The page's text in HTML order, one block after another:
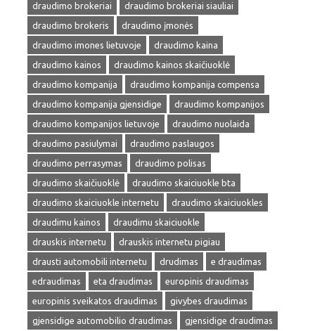
draudimo brokeriai
draudimo brokeriai siauliai
draudimo brokeris
draudimo įmonės
draudimo imones lietuvoje
draudimo kaina
draudimo kainos
draudimo kainos skaičiuoklė
draudimo kompanija
draudimo kompanija compensa
draudimo kompanija gjensidige
draudimo kompanijos
draudimo kompanijos lietuvoje
draudimo nuolaida
draudimo pasiulymai
draudimo paslaugos
draudimo perrasymas
draudimo polisas
draudimo skaičiuoklė
draudimo skaiciuokle bta
draudimo skaiciuokle internetu
draudimo skaiciuokles
draudimu kainos
draudimu skaiciuokle
drauskis internetu
drauskis internetu pigiau
drausti automobili internetu
drudimas
e draudimas
edraudimas
eta draudimas
europinis draudimas
europinis sveikatos draudimas
givybes draudimas
gjensidige automobilio draudimas
gjensidige draudimas